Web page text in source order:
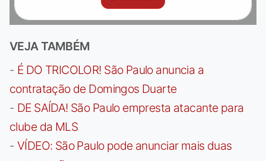
VEJA TAMBÉM
- É DO TRICOLOR! São Paulo anuncia a
contratação de Domingos Duarte
- DE SAÍDA! São Paulo empresta atacante para
clube da MLS
- VÍDEO: São Paulo pode anunciar mais duas